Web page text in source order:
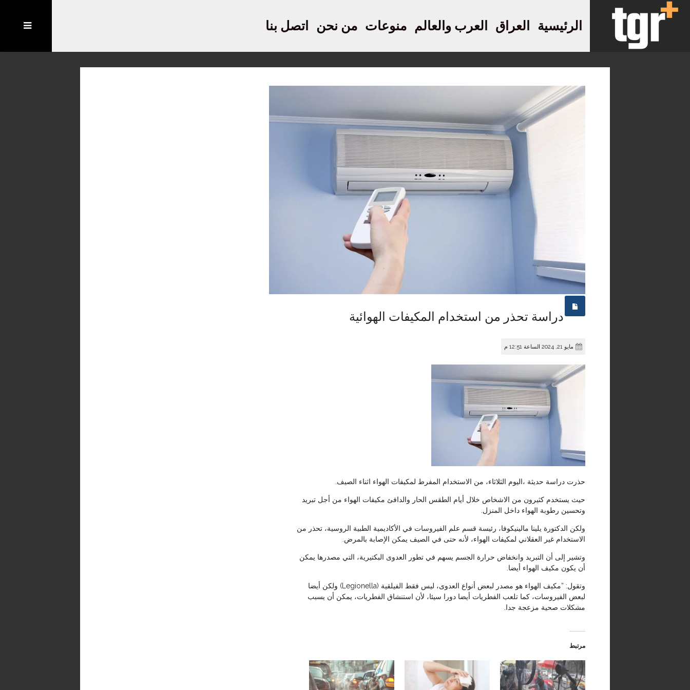
الرئيسية العراق العرب والعالم منوعات من نحن اتصل بنا
دراسة تحذر من استخدام المكيفات الهوائية
مايو 21, 2024 الساعة 12:51 م
حذرت دراسة حديثة ،اليوم الثلاثاء، من الاستخدام المفرط لمكيفات الهواء اثناء الصيف.
حيث يستخدم كثيرون من الاشخاص خلال أيام الطقس الحار والدافئ مكيفات الهواء من أجل تبريد
وتحسين رطوبة الهواء داخل المنزل.
ولكن الدكتورة يلينا مالينيكوفا، رئيسة قسم علم الفيروسات في الأكاديمية الطبية الروسية، تحذر من
الاستخدام غير العقلاني لمكيفات الهواء، لأنه حتى في الصيف يمكن الإصابة بالمرض.
وتشير إلى أن التبريد وانخفاض حرارة الجسم يسهم في تطور العدوى البكتيرية، التي مصدرها يمكن
أن يكون مكيف الهواء أيضا.
وتقول: “مكيف الهواء هو مصدر لبعض أنواع العدوى، ليس فقط الفيلقية (Legionella) ولكن أيضا
لبعض الفيروسات، كما تلعب الفطريات أيضا دورا سيئا، لأن استنشاق الفطريات، يمكن أن يسبب
مشكلات صحية مزعجة جدا.
مرتبط